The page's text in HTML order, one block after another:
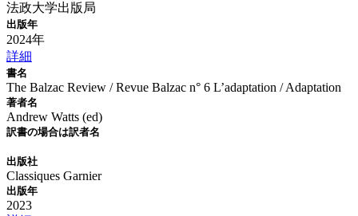
法政大学出版局
出版年
2024年
詳細
書名
The Balzac Review / Revue Balzac n° 6 L’adaptation / Adaptation
著者名
Andrew Watts (ed)
訳書の場合は訳者名
出版社
Classiques Garnier
出版年
2023